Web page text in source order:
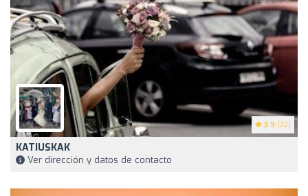
3.9 (22)
KATIUSKAK
Ver dirección y datos de contacto